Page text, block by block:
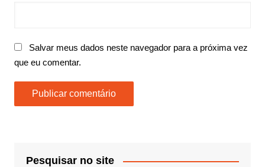
Salvar meus dados neste navegador para a próxima vez
que eu comentar.
Pesquisar no site